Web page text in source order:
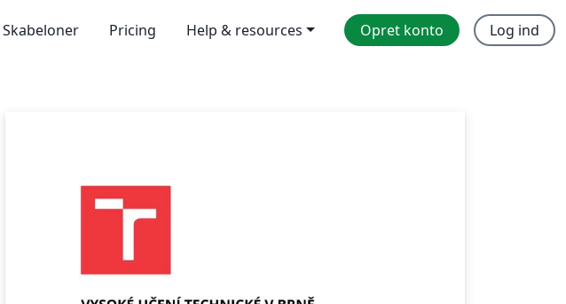
Skabeloner Pricing Help & resources Opret konto Log ind